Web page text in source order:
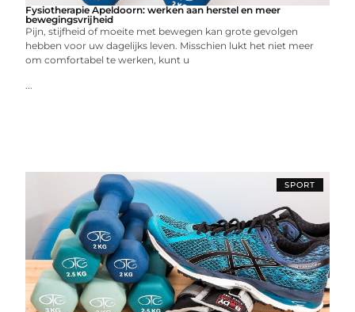
Fysiotherapie Apeldoorn: werken aan herstel en meer
bewegingsvrijheid
Pijn, stijfheid of moeite met bewegen kan grote gevolgen
hebben voor uw dagelijks leven. Misschien lukt het niet meer
om comfortabel te werken, kunt u
...
SPORT